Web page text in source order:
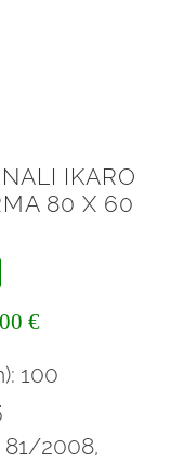
IKARO
80 X 60
€.
€Il
attuale
100
81/2008,